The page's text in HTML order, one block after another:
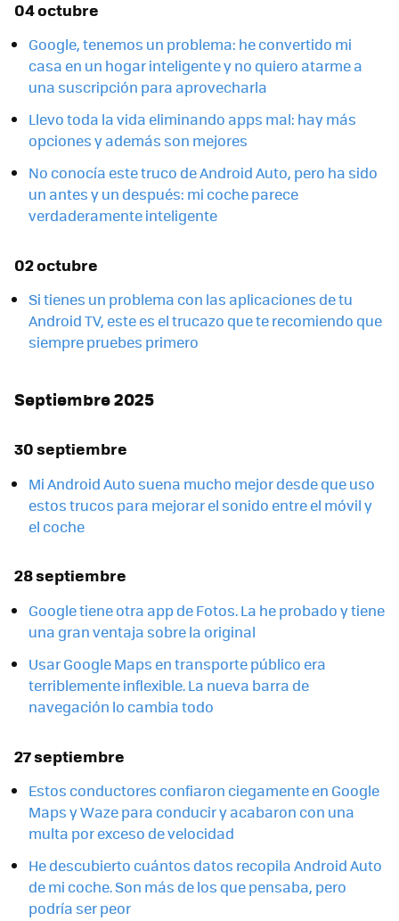
04 octubre
Google, tenemos un problema: he convertido mi
casa en un hogar inteligente y no quiero atarme a
una suscripción para aprovecharla
Llevo toda la vida eliminando apps mal: hay más
opciones y además son mejores
No conocía este truco de Android Auto, pero ha sido
un antes y un después: mi coche parece
verdaderamente inteligente
02 octubre
Si tienes un problema con las aplicaciones de tu
Android TV, este es el trucazo que te recomiendo que
siempre pruebes primero
Septiembre 2025
30 septiembre
Mi Android Auto suena mucho mejor desde que uso
estos trucos para mejorar el sonido entre el móvil y
el coche
28 septiembre
Google tiene otra app de Fotos. La he probado y tiene
una gran ventaja sobre la original
Usar Google Maps en transporte público era
terriblemente inflexible. La nueva barra de
navegación lo cambia todo
27 septiembre
Estos conductores confiaron ciegamente en Google
Maps y Waze para conducir y acabaron con una
multa por exceso de velocidad
He descubierto cuántos datos recopila Android Auto
de mi coche. Son más de los que pensaba, pero
podría ser peor